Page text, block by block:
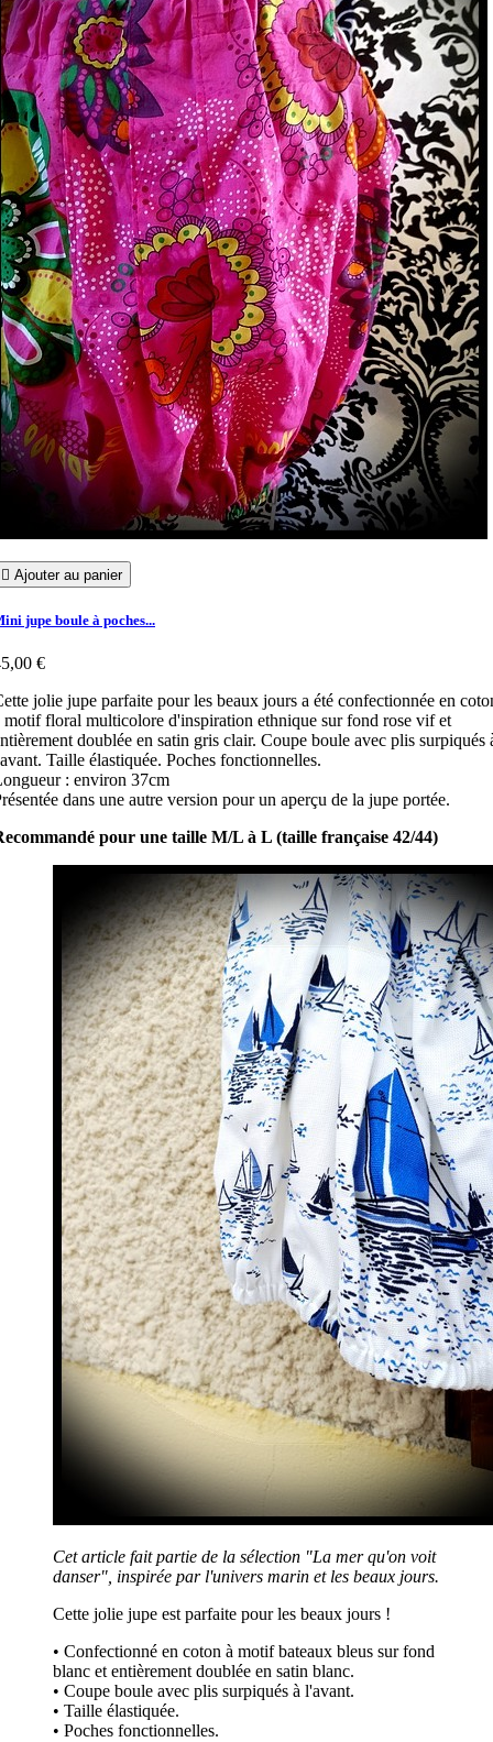
 Ajouter au panier
jupe boule à poches...
€
jolie jupe parfaite pour les beaux jours a été confectionnée en
motif floral multicolore d'inspiration ethnique sur fond rose vif et
doublée en satin gris clair. Coupe boule avec plis surpiqués
Taille élastiquée. Poches fonctionnelles.
: environ 37cm
dans une autre version pour un aperçu de la jupe portée.
pour une taille M/L à L (taille française 42/44)
Cet article fait partie de la sélection "La mer qu'on voit
danser", inspirée par l'univers marin et les beaux jours.
Cette jolie jupe est parfaite pour les beaux jours !
• Confectionné en coton à motif bateaux bleus sur fond
blanc et entièrement doublée en satin blanc.
• Coupe boule avec plis surpiqués à l'avant.
• Taille élastiquée.
• Poches fonctionnelles.